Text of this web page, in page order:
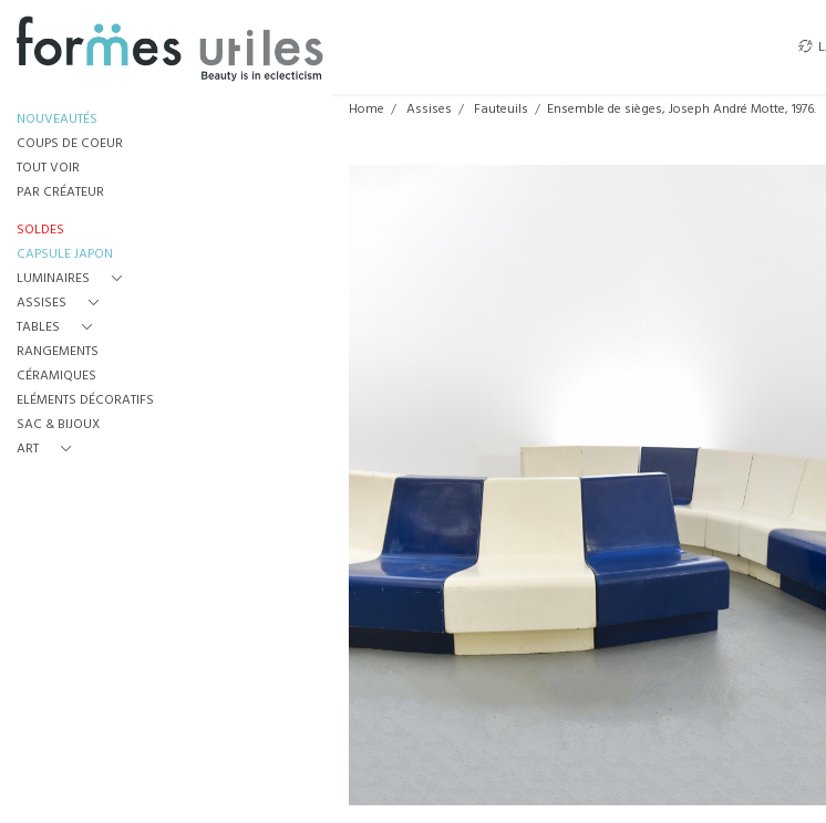
NOUVEAUTÉS
COUPS DE COEUR
TOUT VOIR
PAR CRÉATEUR
SOLDES
CAPSULE JAPON
LUMINAIRES
ASSISES
TABLES
RANGEMENTS
CÉRAMIQUES
ELÉMENTS DÉCORATIFS
SAC & BIJOUX
ART
Home Assises Fauteuils Ensemble de sièges, Joseph André Motte, 1976.